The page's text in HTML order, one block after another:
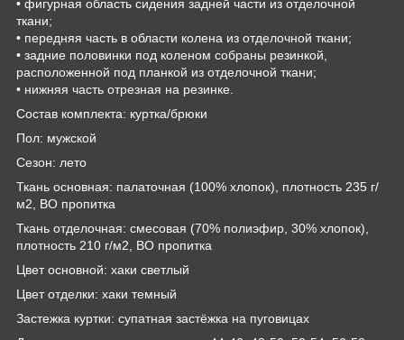
• фигурная область сидения задней части из отделочной
ткани;
• передняя часть в области колена из отделочной ткани;
• задние половинки под коленом собраны резинкой,
расположенной под планкой из отделочной ткани;
• нижняя часть отрезная на резинке.
Состав комплекта: куртка/брюки
Пол: мужской
Сезон: лето
Ткань основная: палаточная (100% хлопок), плотность 235 г/
м2, ВО пропитка
Ткань отделочная: смесовая (70% полиэфир, 30% хлопок),
плотность 210 г/м2, ВО пропитка
Цвет основной: хаки светлый
Цвет отделки: хаки темный
Застежка куртки: супатная застёжка на пуговицах